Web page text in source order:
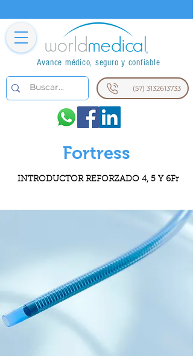
(57) 3132613733
Avance médico, seguro y confiable
Fortress
INTRODUCTOR REFORZADO 4, 5 Y 6Fr